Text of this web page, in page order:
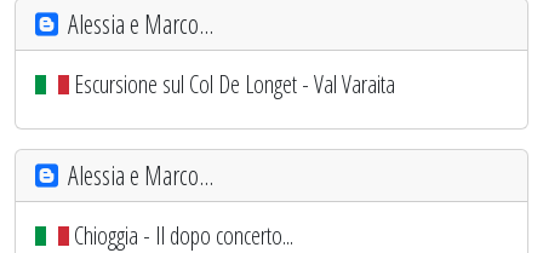
Alessia e Marco...
Escursione sul Col De Longet - Val Varaita
Alessia e Marco...
Chioggia - Il dopo concerto...